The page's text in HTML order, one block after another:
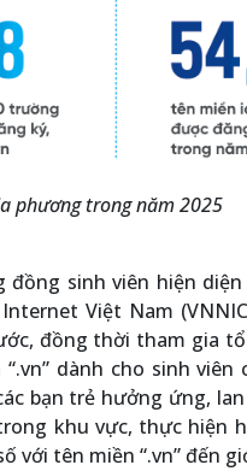
phương trong năm 2025
sinh viên hiện
Việt Nam
đồng thời tham gia tổ
dành cho sinh viên
bạn trẻ hưởng ứng,
khu vực, thực hiện
với tên miền “.vn” đến